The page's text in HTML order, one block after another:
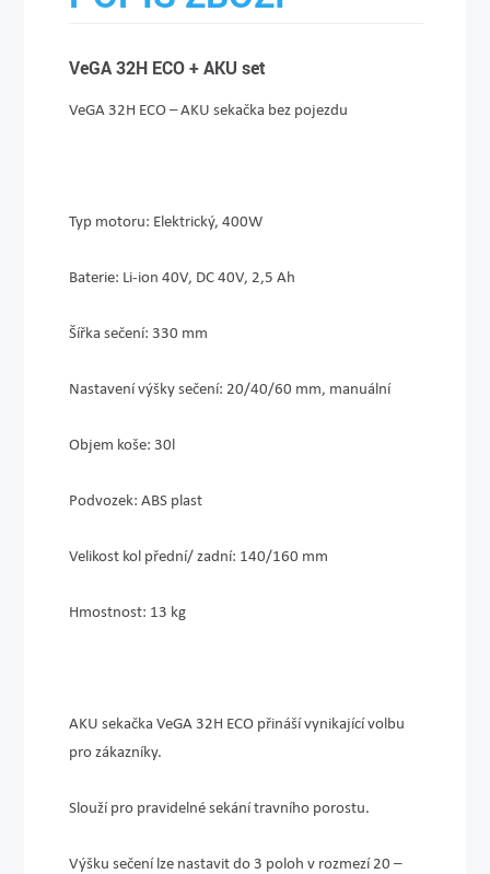
VeGA 32H ECO + AKU set
VeGA 32H ECO – AKU sekačka bez pojezdu
Typ motoru: Elektrický, 400W
Baterie: Li-ion 40V, DC 40V, 2,5 Ah
Šířka sečení: 330 mm
Nastavení výšky sečení: 20/40/60 mm, manuální
Objem koše: 30l
Podvozek: ABS plast
Velikost kol přední/ zadní: 140/160 mm
Hmostnost: 13 kg
AKU sekačka VeGA 32H ECO přináší vynikající volbu
pro zákazníky.
Slouží pro pravidelné sekání travního porostu.
Výšku sečení lze nastavit do 3 poloh v rozmezí 20 –